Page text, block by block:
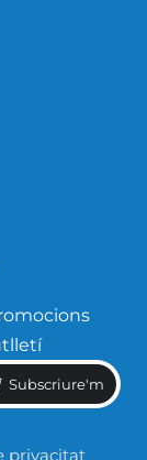
Subscriure'm
privacitat